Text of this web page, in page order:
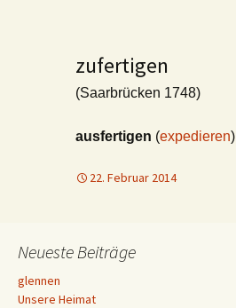
zufertigen
(Saarbrücken 1748)
ausfertigen (expedieren)
22. Februar 2014
Neueste Beiträge
glennen
Unsere Heimat